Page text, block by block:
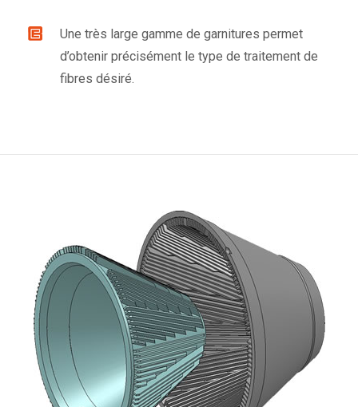
Une très large gamme de garnitures permet
d’obtenir précisément le type de traitement de
fibres désiré.